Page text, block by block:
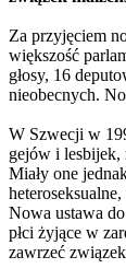
Za przyjęciem
większość
głosy, 16
nieobecnych.
W Szwecji w
gejów i
Miały one
Nowa ustawa
płci żyjące w
zawrzeć